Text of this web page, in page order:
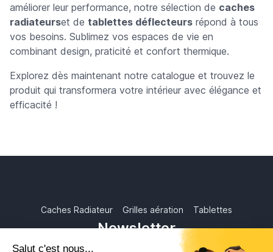
améliorer leur performance, notre sélection de caches
radiateurset de tablettes déflecteurs répond à tous
vos besoins. Sublimez vos espaces de vie en
combinant design, praticité et confort thermique.
Explorez dès maintenant notre catalogue et trouvez le
produit qui transformera votre intérieur avec élégance et
efficacité !
Caches Radiateur Grilles aération Tablettes
Newsletter